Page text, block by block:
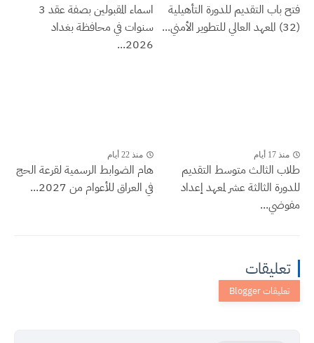
فتح باب التقديم للدورة التأهيلية
(32) المعهد العالي للتطوير الأمني...
اسماء المقبولين بصفة عقد 3
سنوات في محافظة بغداد
2026...
منذ 17 أيام
طلاب الثالث متوسط التقديم
للدورة الثالثة عشر لمعهد إعداد
مفوضي...
منذ 22 أيام
هام الضوابط الرسمية لقرعة الحج
في العراق للأعوام من 2027...
تعليقات